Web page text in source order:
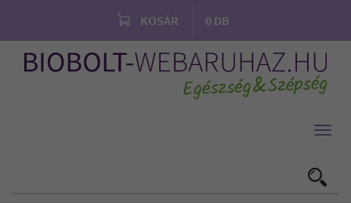
KOSÁR 0 DB